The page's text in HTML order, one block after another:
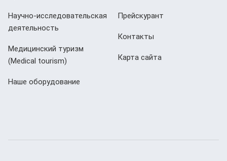
Научно-исследовательская
деятельность
Медицинский туризм
(Мedical tourism)
Наше оборудование
Прейскурант
Контакты
Карта сайта